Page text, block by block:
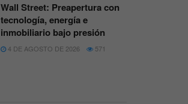
Wall Street: Preapertura con
tecnología, energía e
inmobiliario bajo presión
4 DE AGOSTO DE 2026 571